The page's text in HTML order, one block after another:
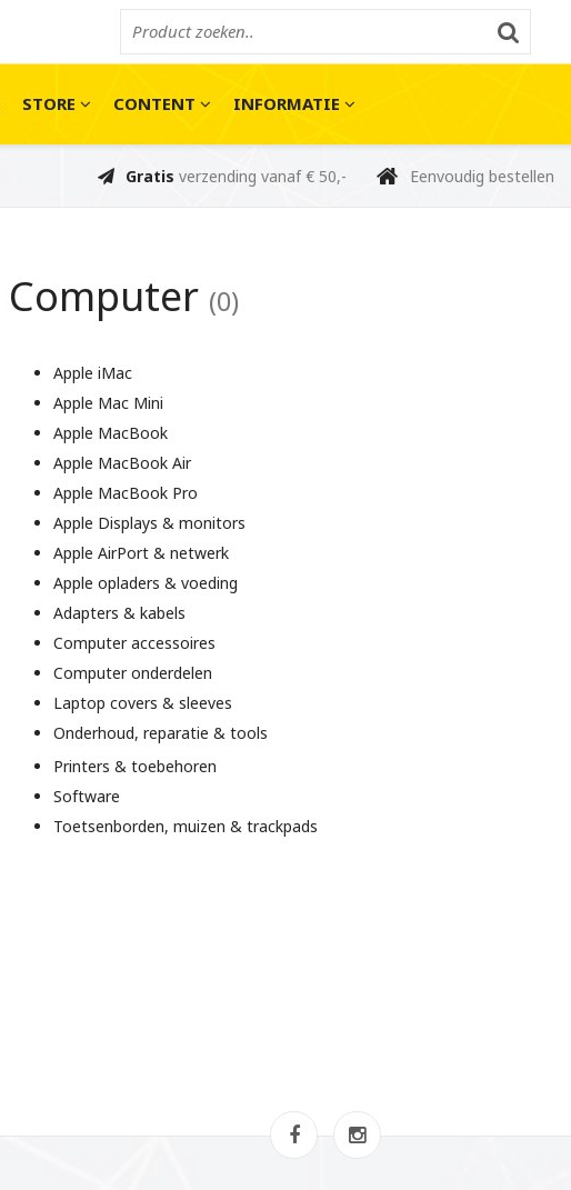
STORE CONTENT INFORMATIE
Gratis verzending vanaf € 50,- Eenvoudig bestellen
Computer (0)
Apple iMac
Apple Mac Mini
Apple MacBook
Apple MacBook Air
Apple MacBook Pro
Apple Displays & monitors
Apple AirPort & netwerk
Apple opladers & voeding
Adapters & kabels
Computer accessoires
Computer onderdelen
Laptop covers & sleeves
Onderhoud, reparatie & tools
Printers & toebehoren
Software
Toetsenborden, muizen & trackpads